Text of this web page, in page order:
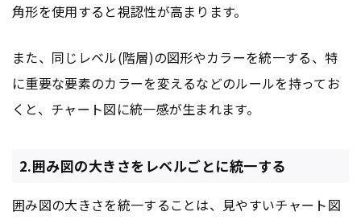
角形を使用すると視認性が高まります。
また、同じレベル(階層)の図形やカラーを統一する、特
に重要な要素のカラーを変えるなどのルールを持ってお
くと、チャート図に統一感が生まれます。
2.囲み図の大きさをレベルごとに統一する
囲み図の大きさを統一することは、見やすいチャート図